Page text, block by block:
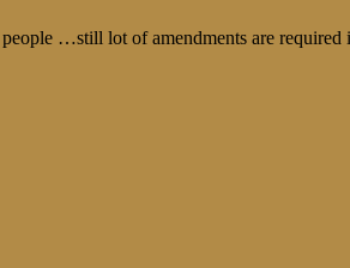
…still lot of amendments are